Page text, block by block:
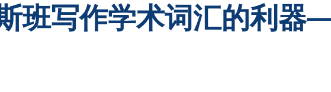
班写作学术词汇的利器